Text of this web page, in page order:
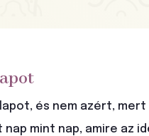
és nem azért,
mint nap, amire az